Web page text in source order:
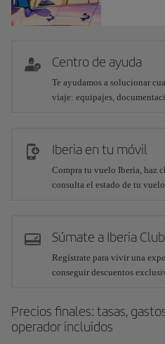
Centro de ayuda
Te ayudamos a solucionar
viaje: equipajes,
Iberia en tu móvil
Compra tu vuelo Iberia, haz
consulta el estado de tu
Súmate a Iberia Club
Regístrate para vivir una
conseguir descuentos
Precios finales: tasas,
operador incluidos